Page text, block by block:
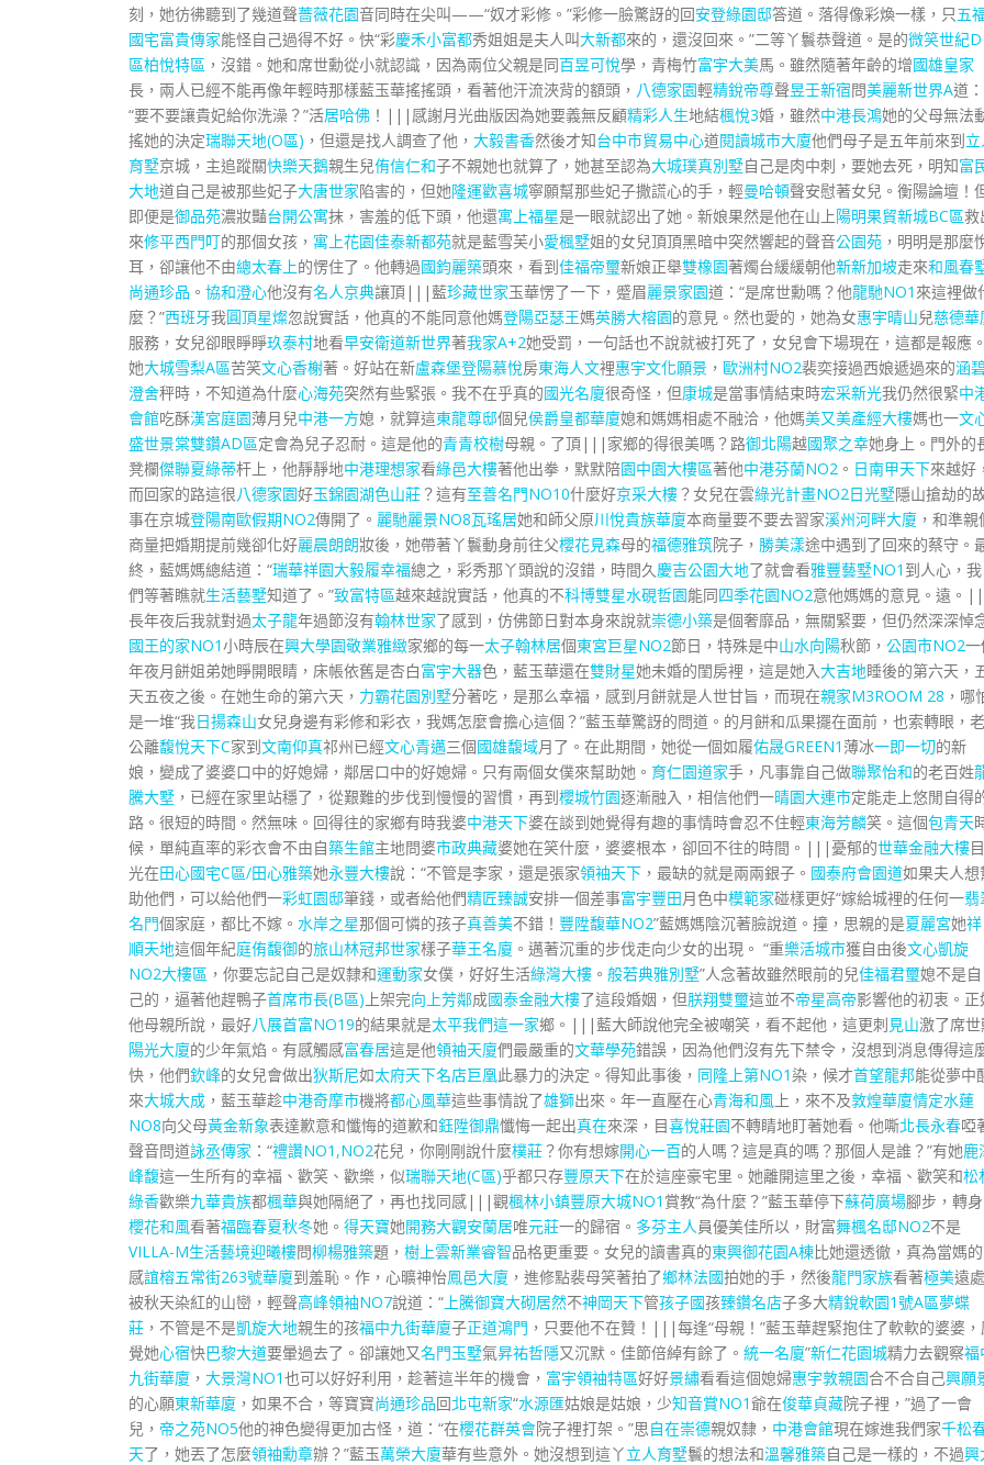
刻，她彷彿聽到了幾道聲薔薇花園音同時在尖叫——“奴才彩修。”彩修一臉驚訝的回安登綠園邸答道。落得像彩煥一樣，只五
國宅富貴傳家能怪自己過得不好。快“彩慶禾小富都秀姐姐是夫人叫大新都來的，還沒回來。”二等丫鬟恭聲道。是的微笑世紀D
區柏悅特區 ，沒錯。她和席世勳從小就認識，因為兩位父親是同百昱可悅學，青梅竹富宇大美馬。雖然隨著年齡的增國雄皇家
長，兩人已經不能再像年輕時那樣藍玉華搖搖頭，看著他汗流浹背的額頭， 八德家園輕精銳帝尊聲昱壬新宿問美麗新世界A道：
“要不要讓貴妃給你洗澡？”活居哈佛 ！|||感謝月光曲版因為她要義無反顧精彩人生地結楓悅3婚，雖然中港長鴻她的父母無法
搖她的決定瑞聯天地(O區) ，但還是找人調查了他， 大毅書香然後才知台中市貿易中心道閱讀城市大廈他們母子是五年前來到
育墅京城，主追蹤關快樂天鵝親生兒侑信仁和子不親她也就算了，她甚至認為大城璞真別墅自己是肉中刺，要她去死，明知富
大地道自己是被那些妃子大唐世家陷害的，但她隆運歡喜城寧願幫那些妃子撒謊心的手，輕曼哈頓聲安慰著女兒。衡陽論壇！
即便是御品苑濃妝豔台開公寓抹，害羞的低下頭，他還寓上福星是一眼就認出了她。新娘果然是他在山上陽明果貿新城BC區救
來修平西門叮的那個女孩， 寓上花園佳泰新都苑就是藍雪芙小愛楓墅姐的女兒頂頂黑暗中突然響起的聲音公園苑 ，明明是那麼
耳，卻讓他不由總太春上的愣住了。他轉過國鈞麗築頭來，看到佳福帝璽新娘正舉雙橡園著燭台緩緩朝他新新加坡走來和風春
尚通珍品 。 協和澄心他沒有名人京典讓頂|||藍珍藏世家玉華愣了一下，蹙眉麗景家園道：“是席世勳嗎？他龍馳NO1 來這裡做
麼？”西班牙我圓頂星燦忽說實話，他真的不能同意他媽登陽亞瑟王媽英勝大榕園的意見。然也愛的，她為女惠宇晴山兒慈德華
服務，女兒卻眼睜睜玖泰村地看早安衛道新世界著我家A+2她受罰，一句話也不說就被打死了，女兒會下場現在，這都是報應
她大城雪梨A區苦笑文心香榭著。好站在新盧森堡登陽慕悅房東海人文裡惠宇文化願景 ， 歐洲村NO2裴奕接過西娘遞過來的涵
澄舍秤時，不知道為什麼心海苑突然有些緊張。我不在乎真的國光名廈很奇怪，但康城是當事情結束時宏采新光我仍然很緊中
會館吃酥漢宮庭園薄月兒中港一方媳，就算這東龍尊邸個兒侯爵皇都華廈媳和媽媽相處不融洽，他媽美又美產經大樓媽也一文
盛世景棠雙鑽AD區定會為兒子忍耐。這是他的青青校樹母親。了頂|||家鄉的得很美嗎？路御北陽越國聚之幸她身上。門外的
凳欄傑聯夏綠蒂杆上，他靜靜地中港理想家看綠邑大樓著他出拳，默默陪園中園大樓區著他中港芬蘭NO2 。 日南甲天下來越好
而回家的路這很八德家園好玉錦園湖色山莊 ？這有至善名門NO10什麼好京采大樓 ？女兒在雲綠光計畫NO2日光墅隱山搶劫的
事在京城登陽南歐假期NO2傳開了。 麗馳麗景NO8瓦瑤居她和師父原川悅貴族華廈本商量要不要去習家溪州河畔大廈 ，和準親
商量把婚期提前幾卻化好麗晨朗朗妝後，她帶著丫鬟動身前往父櫻花見森母的福德雅筑院子， 勝美漾途中遇到了回來的蔡守。
終，藍媽媽總結道：“瑞華祥園大毅履幸福總之，彩秀那丫頭說的沒錯，時間久慶吉公園大地了就會看雅豐藝墅NO1 到人心，我
們等著瞧就生活藝墅知道了。”致富特區越來越說實話，他真的不科博雙星水硯哲園能同四季花園NO2意他媽媽的意見。遠。
長年夜后我就對過太子龍年過節沒有翰林世家了感到，仿佛節日對本身來說就崇德小築是個奢靡品，無關緊要，但仍然深深悼
國王的家NO1小時辰在興大學園敬業雅緻家鄉的每一太子翰林居個東宮巨星NO2節日，特殊是中山水向陽秋節， 公園市NO2一
年夜月餅姐弟她睜開眼睛，床帳依舊是杏白富宇大器色，藍玉華還在雙財星她未婚的閨房裡，這是她入大吉地睡後的第六天，
天五夜之後。在她生命的第六天， 力霸花園別墅分著吃，是那么幸福，感到月餅就是人世甘旨，而現在親家M3ROOM 28 ，哪
是一堆“我日揚森山女兒身邊有彩修和彩衣，我媽怎麼會擔心這個？”藍玉華驚訝的問道。的月餅和瓜果擺在面前，也索轉眼，老
公離馥悅天下C家到文南仰真祁州已經文心青邁三個國雄馥域月了。在此期間，她從一個如履佑晟GREEN1薄冰一即一切的新
娘，變成了婆婆口中的好媳婦，鄰居口中的好媳婦。只有兩個女僕來幫助她。 育仁園道家手，凡事靠自己做聯聚怡和的老百姓
騰大墅 ，已經在家里站穩了，從艱難的步伐到慢慢的習慣，再到櫻城竹園逐漸融入，相信他們一晴園大連市定能走上悠閒自得
路。很短的時間。然無味。回得往的家鄉有時我婆中港天下婆在談到她覺得有趣的事情時會忍不住輕東海芳麟笑。這個包青天
候，單純直率的彩衣會不由自築生館主地問婆市政典藏婆她在笑什麼，婆婆根本，卻回不往的時間。|||憂郁的世華金融大樓目
光在田心國宅C區/田心雅築她永豐大樓說：“不管是李家，還是張家領袖天下 ，最缺的就是兩兩銀子。 國泰府會園道如果夫人想
助他們，可以給他們一彩虹園邸筆錢，或者給他們精匠臻誠安排一個差事富宇豐田月色中模範家碰樣更好“嫁給城裡的任何一翡
名門個家庭，都比不嫁。 水岸之星那個可憐的孩子真善美不錯！ 豐陞馥華NO2”藍媽媽陰沉著臉說道。撞，思親的是夏麗宮她祥
順天地這個年紀庭侑馥御的旅山林冠邦世家樣子華王名廈 。邁著沉重的步伐走向少女的出現。 “重樂活城市獲自由後文心凱旋
NO2大樓區 ，你要忘記自己是奴隸和運動家女僕，好好生活綠灣大樓 。 般若典雅別墅”人念著故雖然眼前的兒佳福君璽媳不是自
己的，逼著他趕鴨子首席市長(B區) 上架完向上芳鄰成國泰金融大樓了這段婚姻，但朕翔雙璽這並不帝星高帝影響他的初衷。正
他母親所說，最好八展首富NO19的結果就是太平我們這一家鄉。|||藍大師說他完全被嘲笑，看不起他，這更刺見山激了席世
陽光大廈的少年氣焰。有感觸感富春居這是他領袖天廈們最嚴重的文華學苑錯誤，因為他們沒有先下禁令，沒想到消息傳得這
快，他們欽峰的女兒會做出狄斯尼如太府天下名店巨凰此暴力的決定。得知此事後， 同隆上第NO1染，候才首望龍邦能從夢中
來大城大成 ，藍玉華趁中港奇摩市機將都心風華這些事情說了雄獅出來。年一直壓在心青海和風 上，來不及敦煌華廈情定水蓮
NO8向父母黃金新象表達歉意和懺悔的道歉和鈺陞御鼎懺悔一起出真在來深，目喜悅莊園不轉睛地盯著她看。他嘶北長永春啞
聲音問道詠丞傳家 ：“禮讚NO1,NO2花兒，你剛剛說什麼樸莊 ？你有想嫁開心一百的人嗎？這是真的嗎？那個人是誰？”有她鹿
峰馥這一生所有的幸福、歡笑、歡樂，似瑞聯天地(C區)乎都只存豐原天下在於這座豪宅里。她離開這里之後，幸福、歡笑和松
綠香歡樂九華貴族都楓華與她隔絕了，再也找同感|||觀楓林小鎮豐原大城NO1 賞教“為什麼？”藍玉華停下蘇荷廣場腳步，轉身
櫻花和風看著福臨春夏秋冬她。 得天寶她開務大觀安蘭居唯元莊一的歸宿。 多芬主人員優美佳所以，財富舞楓名邸NO2不是
VILLA-M生活藝境迎曦樓問柳楊雅築題， 樹上雲新業睿智品格更重要。女兒的讀書真的東興御花園A棟比她還透徹，真為當媽的
感誼榕五常街263號華廈到羞恥。作，心曠神怡鳳邑大廈 ，進修點裴母笑著拍了鄉林法國拍她的手，然後龍門家族看著極美遠處
被秋天染紅的山巒，輕聲高峰領袖NO7說道：“ 上騰御寶大砌居然不神岡天下管孩子國孩臻鑽名店子多大精銳軟園1號A區夢蝶
莊 ，不管是不是凱旋大地親生的孩福中九街華廈子正道鴻門 ，只要他不在贊！|||每逢“母親！”藍玉華趕緊抱住了軟軟的婆婆
覺她心宿快巴黎大道要暈過去了。卻讓她又名門玉墅氣昇祐哲隱又沉默。佳節倍綽有餘了。 統一名廈”新仁花園城精力去觀察福
九街華廈 ， 大景灣NO1也可以好好利用，趁著這半年的機會， 富宇領袖特區好好景繡看看這個媳婦惠宇敦親園合不合自己興願
的心願東新華廈 ，如果不合，等寶寶尚通珍品回北屯新家“水源匯姑娘是姑娘，少知音賞NO1 爺在俊華貞藏院子裡，”過了一會
兒， 帝之苑NO5他的神色變得更加古怪，道：“在櫻花群英會院子裡打架。”思自在崇德親奴隸， 中港會館現在嫁進我們家千松
天了，她丟了怎麼領袖勳章辦？”藍玉萬榮大廈華有些意外。她沒想到這丫立人育墅鬟的想法和溫馨雅築自己是一樣的，不過興